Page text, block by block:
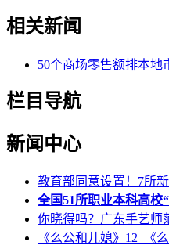
相关新闻
50个商场零售额排本地
栏目导航
新闻中心
教育部同意设置！7所新
全国51所职业本科高校
你晓得吗？广东手艺师
《么公和儿媳》12_《